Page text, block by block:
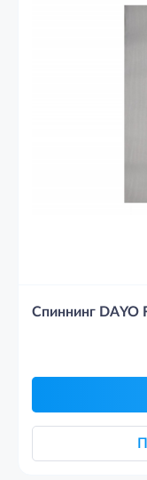
Спиннинг DAYO